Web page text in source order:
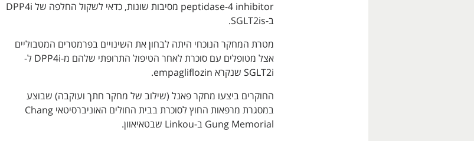
peptidase-4 inhibitor מסיבות שונות, כדאי לשקול החלפה של DPP4i
ב-SGLT2is.
מטרת המחקר הנוכחי היתה לבחון את השינויים בפרמטרים המטבוליים
אצל מטופלים עם סוכרת לאחר הטיפול התרופתי שלהם מ-DPP4i ל-
SGLT2i שנקרא empagliflozin.
החוקרים ביצעו מחקר פאנל (שילוב של מחקר חתך ועוקבה) שבוצע
במסגרת מרפאות החוץ לסוכרת בבית החולים האוניברסיטאי Chang
Gung Memorial ב-Linkou שבטאיאוון.